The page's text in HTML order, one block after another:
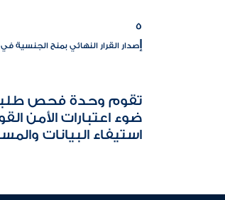
5
إصدار القرار النهائي بمنح الجنسية
تقوم وحدة فحص طلبات
ضوء اعتبارات الأمن
استيفاء البيانات